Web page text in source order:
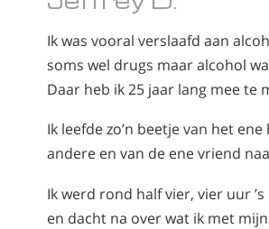
Ik was vooral verslaafd aan
soms wel drugs maar alcohol
Daar heb ik 25 jaar lang mee te
Ik leefde zo’n beetje van het
andere en van de ene vriend
Ik werd rond half vier, vier uur
en dacht na over wat ik met